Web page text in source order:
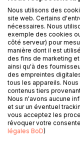
réflexion profonde
présente sous la
voyageur fictif,
imaginaire où les
justice, d'égalité et
thèmes tels que la
classes sociales et
critique les travers
temps, marquée
L'île d'Utopie
d'évaluer les
L'ouvrage, à la fois
humaine et la
Nous utilisons des
site web. Certains
nécessaires. Nous
exemple des cookies
côté serveur) pour
manière dont il est
des fins de marketing
ainsi qu'à des
des empreintes
tous les appareils.
contenus tiers
Nous n'avons aucune
et sur un éventuel
vous acceptez les
révoquer votre
légales BoD)